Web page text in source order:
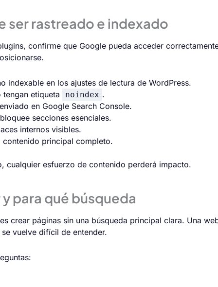
ser rastreado e indexado
confirme que Google pueda acceder
indexable en los ajustes de lectura de WordPress.
etiqueta
noindex .
en Google Search Console.
secciones esenciales.
internos visibles.
principal completo.
cualquier esfuerzo de contenido perderá impacto.
para qué búsqueda
crear páginas sin una búsqueda principal clara. Una
vuelve difícil de entender.